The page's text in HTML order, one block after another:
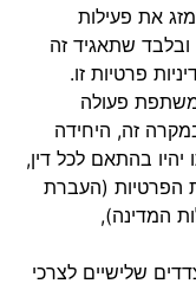
את פעילות
שתאגיד זה
פרטיות זו.
פעולה
זה, היחידה
בהתאם לכל דין,
הפרטיות (העברת
המדינה),
שלישיים לצרכי